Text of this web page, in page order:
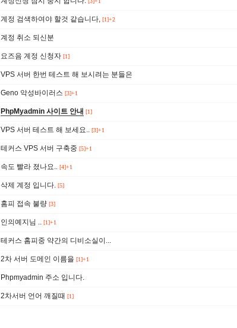
계정 검색하여야 할것 같습니다, [1]+2
계정 취소 되신분
요즈음 계정 신청자 [1]
VPS 서버 한번 테스트 해 보시려는 분들은
Geno 악성바이러스 [3]+1
PhpMyadmin 사이트 안내 [1]
VPS 서버 테스트 해 보세요.. [3]+1
테커스 VPS 서버 구축중 [5]+1
속도 빨라 졌나요.. [4]+1
삭제 계정 입니다. [5]
홈피 접속 불량 [3]
인의예지님 .. [1]+1
테커스 홈피중 약간의 디비소실이...
2차 서버 도메인 이름을 [1]+1
Phpmyadmin 주소 입니다.
2차서버 언어 깨질때 [1]